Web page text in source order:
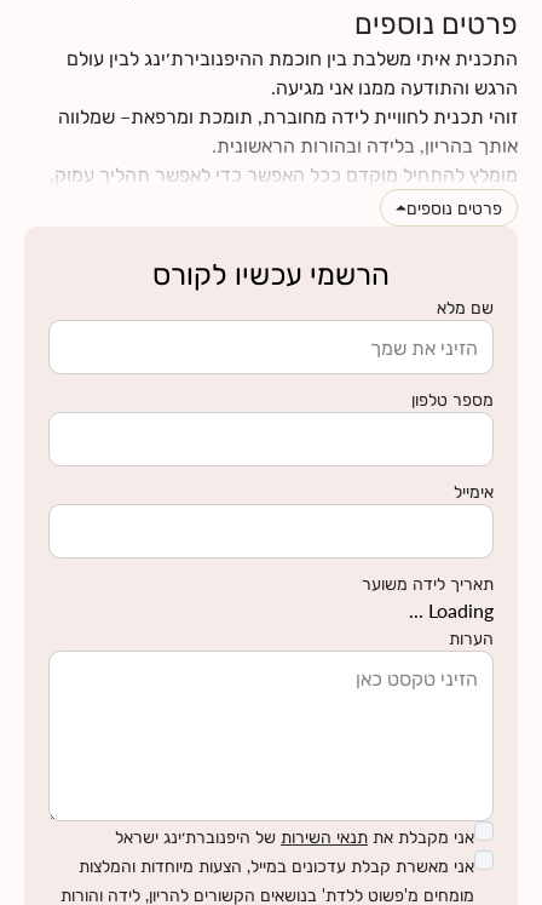
פרטים נוספים
התכנית איתי משלבת בין חוכמת ההיפנובירת׳ינג לבין עולם
זוהי תכנית לחוויית לידה מחוברת, תומכת ומרפאת– שמלווה
מומלץ להתחיל מוקדם ככל האפשר כדי לאפשר תהליך עמוק,
ומכבדים את הדרך שלך, ובעצם - עד כמה את ראית, שמעת
אתר קורס פתוח עם תכנים שילוו אתכם לאורך ההריון ולאחר
פרטים נוספים
הרשמי עכשיו לקורס
שם מלא
מספר טלפון
אימייל
תאריך לידה משוער
Loading ...
הערות
אני מקבלת את תנאי השירות של היפנוברת׳ינג ישראל
אני מאשרת קבלת עדכונים במייל, הצעות מיוחדות והמלצות
מומחים מ'פשוט ללדת' בנושאים הקשורים להריון, לידה והורות